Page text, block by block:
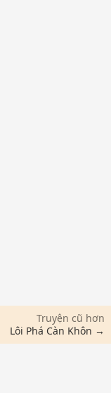
Truyện cũ hơn
Lôi Phá Càn Khôn →